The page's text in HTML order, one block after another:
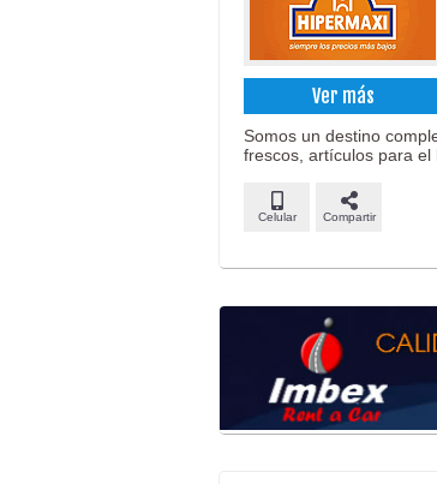
Ver más
Somos un destino
frescos, artículos para el
Celular Compartir